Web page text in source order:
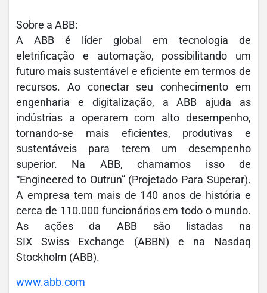
Sobre a ABB:
A ABB é líder global em tecnologia de
eletrificação e automação, possibilitando um
futuro mais sustentável e eficiente em termos de
recursos. Ao conectar seu conhecimento em
engenharia e digitalização, a ABB ajuda as
indústrias a operarem com alto desempenho,
tornando-se mais eficientes, produtivas e
sustentáveis para terem um desempenho
superior. Na ABB, chamamos isso de
“Engineered to Outrun” (Projetado Para Superar).
A empresa tem mais de 140 anos de história e
cerca de 110.000 funcionários em todo o mundo.
As ações da ABB são listadas na
SIX Swiss Exchange (ABBN) e na Nasdaq
Stockholm (ABB).
www.abb.com